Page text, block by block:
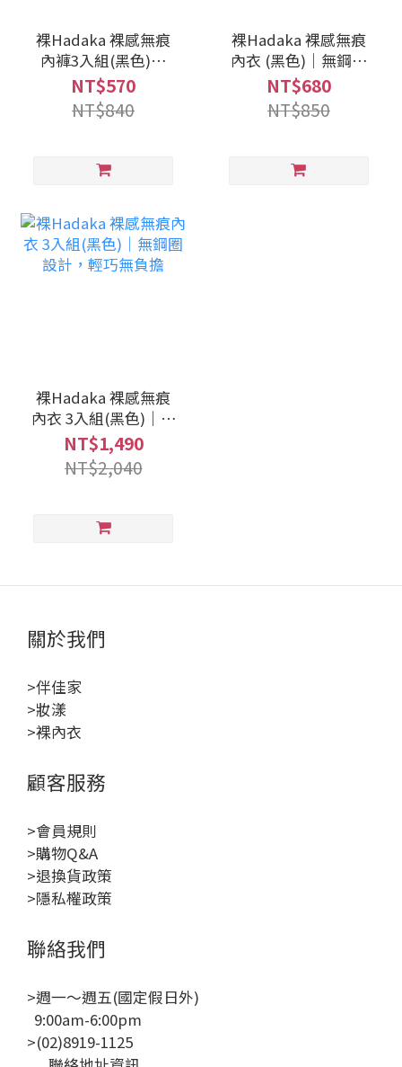
裸Hadaka 裸感無痕
內褲3入組(黑色)｜
3D美臀設計，讓你內
褲不夾臀
NT$570
NT$840
裸Hadaka 裸感無痕
內衣 (黑色)｜無鋼圈
設計，輕巧無負擔
NT$680
NT$850
裸Hadaka 裸感無痕
內衣 3入組(黑色)｜無
鋼圈設計，輕巧無負
擔
NT$1,490
NT$2,040
關於我們
>伴佳家
>妝漾
>裸內衣
顧客服務
>會員規則
>購物Q&A
>退換貨政策
>隱私權政策
聯絡我們
>週一～週五(國定假日外)
9:00am-6:00pm
>(02)8919-1125